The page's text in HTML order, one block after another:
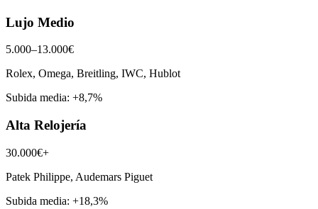
Lujo Medio
5.000–13.000€
Rolex, Omega, Breitling, IWC, Hublot
Subida media: +8,7%
Alta Relojería
30.000€+
Patek Philippe, Audemars Piguet
Subida media: +18,3%